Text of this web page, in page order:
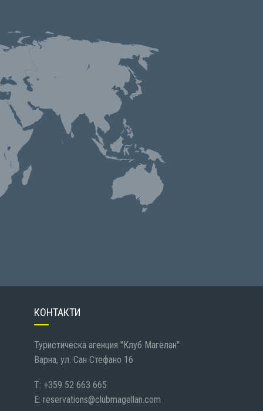
КОНТАКТИ
Туристическа агенция "Клуб Магелан"
Варна, ул. Сан Стефано 16
T: +359 52 663 665
E: reservations@clubmagellan.com